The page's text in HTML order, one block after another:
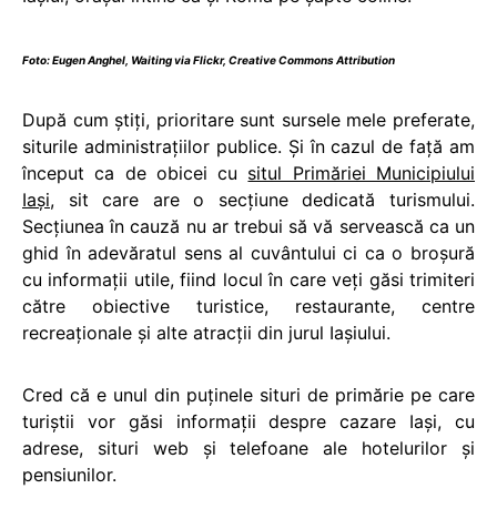
Foto:Eugen Anghel Waitingvia Flickr, Creative Commons Attribution
După cum știți, prioritare sunt sursele mele preferate,
siturile administrațiilor publice. Și în cazul de față am
început ca de obicei cu situl Primăriei Municipiului
Iași, sit care are o secțiune dedicată turismului.
Secțiunea în cauză nu ar trebui să vă servească ca un
ghid în adevăratul sens al cuvântului ci ca o broșură
cu informații utile, fiind locul în care veți găsi trimiteri
către obiective turistice, restaurante, centre
recreaționale și alte atracții din jurul Iașiului.
Cred că e unul din puținele situri de primărie pe care
turiștii vor găsi informații despre cazare Iași, cu
adrese, situri web și telefoane ale hotelurilor și
pensiunilor.